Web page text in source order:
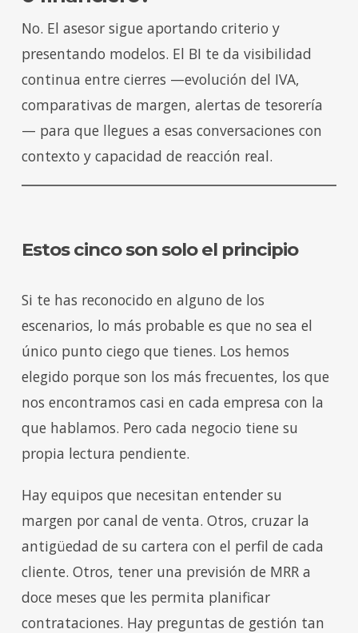
No. El asesor sigue aportando criterio y
presentando modelos. El BI te da visibilidad
continua entre cierres —evolución del IVA,
comparativas de margen, alertas de tesorería
— para que llegues a esas conversaciones con
contexto y capacidad de reacción real.
Estos cinco son solo el principio
Si te has reconocido en alguno de los
escenarios, lo más probable es que no sea el
único punto ciego que tienes. Los hemos
elegido porque son los más frecuentes, los que
nos encontramos casi en cada empresa con la
que hablamos. Pero cada negocio tiene su
propia lectura pendiente.
Hay equipos que necesitan entender su
margen por canal de venta. Otros, cruzar la
antigüedad de su cartera con el perfil de cada
cliente. Otros, tener una previsión de MRR a
doce meses que les permita planificar
contrataciones. Hay preguntas de gestión tan